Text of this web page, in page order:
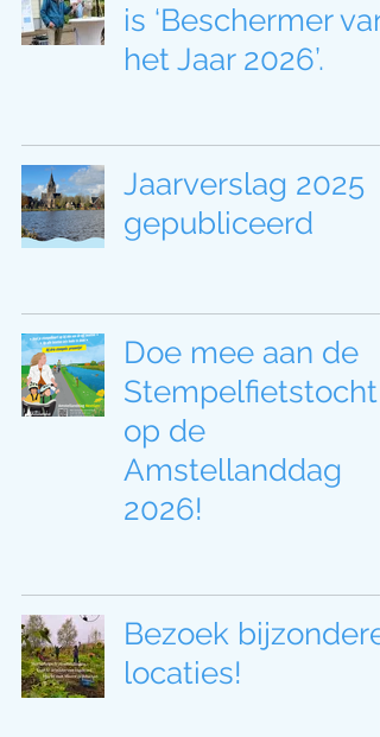
is ‘Beschermer van
het Jaar 2026’.
Jaarverslag 2025
gepubliceerd
Doe mee aan de
Stempelfietstocht
op de
Amstellanddag
2026!
Bezoek bijzondere
locaties!